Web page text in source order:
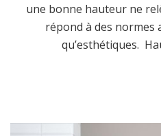
une bonne hauteur ne
répond à des normes
qu’esthétiques.